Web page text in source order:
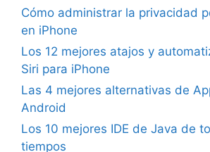
Cómo administrar la privacidad
en iPhone
Los 12 mejores atajos y
Siri para iPhone
Las 4 mejores alternativas de
Android
Los 10 mejores IDE de Java de
tiempos